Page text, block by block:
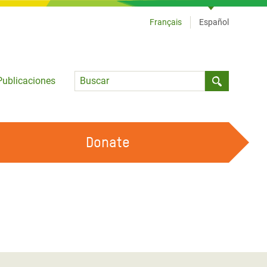
Language
Français Español
Donate